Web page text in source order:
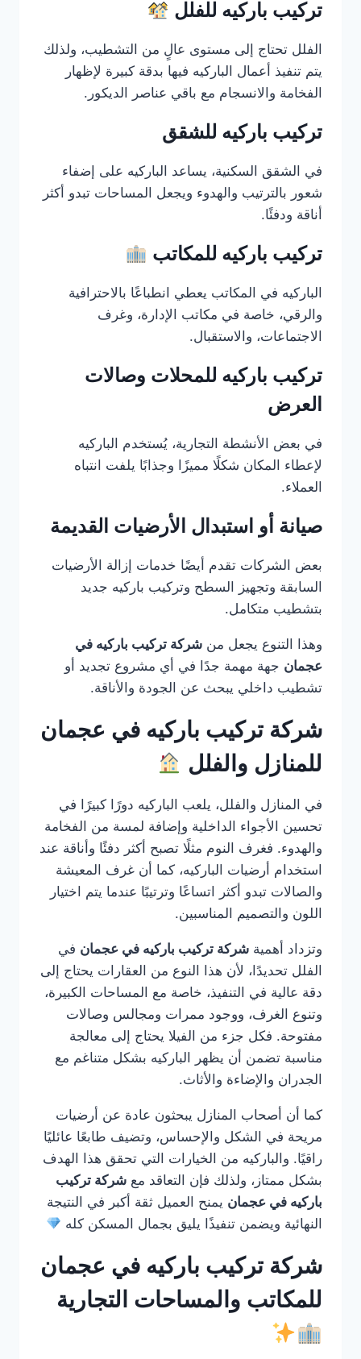
تركيب باركيه للفلل
الفلل تحتاج إلى مستوى عالٍ من التشطيب، ولذلك
يتم تنفيذ أعمال الباركيه فيها بدقة كبيرة لإظهار
الفخامة والانسجام مع باقي عناصر الديكور.
تركيب باركيه للشقق
في الشقق السكنية، يساعد الباركيه على إضفاء
شعور بالترتيب والهدوء ويجعل المساحات تبدو أكثر
أناقة ودفئًا.
تركيب باركيه للمكاتب
الباركيه في المكاتب يعطي انطباعًا بالاحترافية
والرقي، خاصة في مكاتب الإدارة، وغرف
الاجتماعات، والاستقبال.
تركيب باركيه للمحلات وصالات
العرض
في بعض الأنشطة التجارية، يُستخدم الباركيه
لإعطاء المكان شكلًا مميزًا وجذابًا يلفت انتباه
العملاء.
صيانة أو استبدال الأرضيات القديمة
بعض الشركات تقدم أيضًا خدمات إزالة الأرضيات
السابقة وتجهيز السطح وتركيب باركيه جديد
بتشطيب متكامل.
وهذا التنوع يجعل من شركة تركيب باركيه في
عجمان جهة مهمة جدًا في أي مشروع تجديد أو
تشطيب داخلي يبحث عن الجودة والأناقة.
شركة تركيب باركيه في عجمان
للمنازل والفلل
في المنازل والفلل، يلعب الباركيه دورًا كبيرًا في
تحسين الأجواء الداخلية وإضافة لمسة من الفخامة
والهدوء. فغرف النوم مثلًا تصبح أكثر دفئًا وأناقة عند
استخدام أرضيات الباركيه، كما أن غرف المعيشة
والصالات تبدو أكثر اتساعًا وترتيبًا عندما يتم اختيار
اللون والتصميم المناسبين.
وتزداد أهمية شركة تركيب باركيه في عجمان في
الفلل تحديدًا، لأن هذا النوع من العقارات يحتاج إلى
دقة عالية في التنفيذ، خاصة مع المساحات الكبيرة،
وتنوع الغرف، ووجود ممرات ومجالس وصالات
مفتوحة. فكل جزء من الفيلا يحتاج إلى معالجة
مناسبة تضمن أن يظهر الباركيه بشكل متناغم مع
الجدران والإضاءة والأثاث.
كما أن أصحاب المنازل يبحثون عادة عن أرضيات
مريحة في الشكل والإحساس، وتضيف طابعًا عائليًا
راقيًا. والباركيه من الخيارات التي تحقق هذا الهدف
بشكل ممتاز، ولذلك فإن التعاقد مع شركة تركيب
باركيه في عجمان يمنح العميل ثقة أكبر في النتيجة
النهائية ويضمن تنفيذًا يليق بجمال المسكن كله
شركة تركيب باركيه في عجمان
للمكاتب والمساحات التجارية